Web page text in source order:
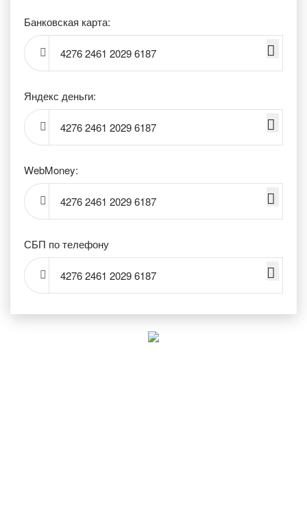
Банковская карта:
4276 2461 2029 6187
Яндекс деньги:
4276 2461 2029 6187
WebMoney:
4276 2461 2029 6187
СБП по телефону
4276 2461 2029 6187